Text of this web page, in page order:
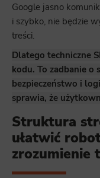
Google jasno
i szybko, nie będzie
treści.
Dlatego techniczne
kodu. To zadbanie o
bezpieczeństwo i
sprawia, że
Struktura
ułatwić
zrozumienie